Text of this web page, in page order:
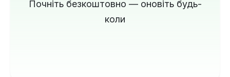
Почніть безкоштовно — оновіть будь-
коли